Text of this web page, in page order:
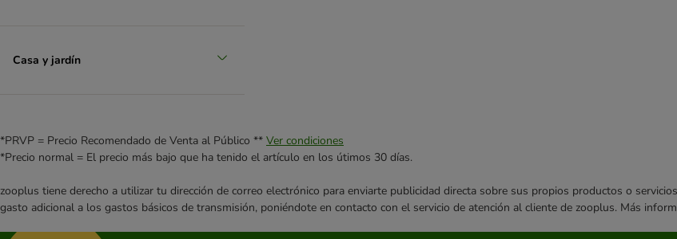
Casa y jardín
*PRVP = Precio Recomendado de Venta al Público ** Ver condiciones
*Precio normal = El precio más bajo que ha tenido el artículo en los útimos 30 días.
zooplus tiene derecho a utilizar tu dirección de correo electrónico para enviarte publicidad directa sobre sus propios productos o
gasto adicional a los gastos básicos de transmisión, poniéndote en contacto con el servicio de atención al cliente de zooplus. Más